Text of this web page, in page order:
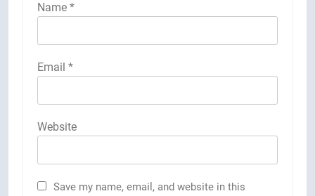
Name *
Email *
Website
Save my name, email, and website in this